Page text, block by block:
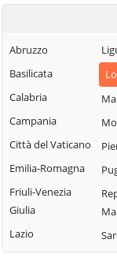
Capralba
Uniti
Casale Cremasco-
Vidolasco
Casaletto
Sopra
Casaletto Vaprio
Abruzzo
Basilicata
Calabria
Campania
Città del Vaticano
Emilia-Romagna
Friuli-Venezia
Giulia
Lazio